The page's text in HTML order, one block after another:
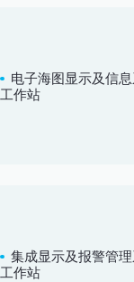
电子海图显示及信
工作站
集成显示及报警管
工作站